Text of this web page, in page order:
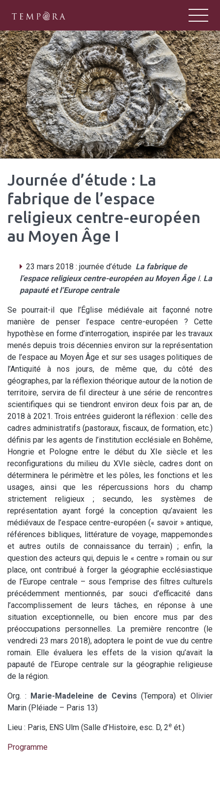
TEMPORA
Tempora : un pôle majeur de la
Journée d’étude : La
fabrique de l’espace
religieux centre-européen
au Moyen Âge I
23 mars 2018 : journée d’étude La fabrique de
l’espace religieux centre-européen au Moyen ÂgeI. La
papauté et l’Europe centrale
Se pourrait-il que l’Église médiévale ait façonné notre
manière de penser l’espace centre-européen ? Cette
hypothèse en forme d’interrogation, inspirée par les travaux
menés depuis trois décennies environ sur la représentation
de l’espace au Moyen Âge et sur ses usages politiques de
l’Antiquité à nos jours, de même que, du côté des
géographes, par la réflexion théorique autour de la notion de
territoire, servira de fil directeur à une série de rencontres
scientifiques qui se tiendront environ deux fois par an, de
2018 à 2021. Trois entrées guideront la réflexion : celle des
cadres administratifs (pastoraux, fiscaux, de formation, etc.)
définis par les agents de l’institution ecclésiale en Bohême,
Hongrie et Pologne entre le début du XIe siècle et les
reconfigurations du milieu du XVIe siècle, cadres dont on
déterminera le périmètre et les pôles, les fonctions et les
usages, ainsi que les répercussions hors du champ
strictement religieux ; secundo, les systèmes de
représentation ayant forgé la conception qu’avaient les
médiévaux de l’espace centre-européen (« savoir » antique,
références bibliques, littérature de voyage, mappemondes
et autres outils de connaissance du terrain) ; enfin, la
question des acteurs qui, depuis le « centre » romain ou sur
place, ont contribué à forger la géographie ecclésiastique
de l’Europe centrale – sous l’emprise des filtres culturels
précédemment mentionnés, par souci d’efficacité dans
l’accomplissement de leurs tâches, en réponse à une
situation exceptionnelle, ou bien encore mus par des
préoccupations personnelles. La première rencontre (le
vendredi 23 mars 2018), adoptera le point de vue du centre
romain. Elle évaluera les effets de la vision qu’avait la
papauté de l’Europe centrale sur la géographie religieuse
de la région.
Org. : Marie-Madeleine de Cevins (Tempora) et Olivier
Marin (Pléiade – Paris 13)
Lieu : Paris, ENS Ulm (Salle d’Histoire, esc. D, 2e ét.)
Programme